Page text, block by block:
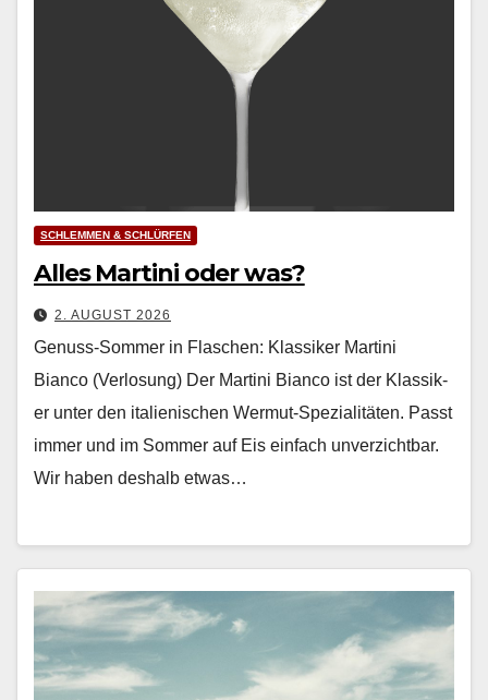
SCHLEMMEN & SCHLÜRFEN
Alles Martini oder was?
2. AUGUST 2026
Genuss-Sommer in Flaschen: Klassiker Martini
Bianco (Verlosung) Der Mar­ti­ni Bian­co ist der Klas­sik­
er unter den ital­ienis­chen Wer­mut-Spezial­itäten. Passt
immer und im Som­mer auf Eis ein­fach unverzicht­bar.
Wir haben deshalb etwas…